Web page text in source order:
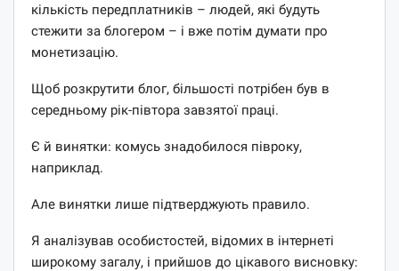
кількість передплатників – людей, які будуть
стежити за блогером – і вже потім думати про
монетизацію.
Щоб розкрутити блог, більшості потрібен був в
середньому рік-півтора завзятої праці.
Є й винятки: комусь знадобилося півроку,
наприклад.
Але винятки лише підтверджують правило.
Я аналізував особистостей, відомих в інтернеті
широкому загалу, і прийшов до цікавого висновку: